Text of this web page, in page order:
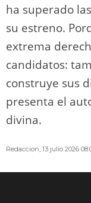
ha superado
su estreno.
extrema
candidatos:
construye sus
presenta el
divina.
Redaccion, 13 julio 2026